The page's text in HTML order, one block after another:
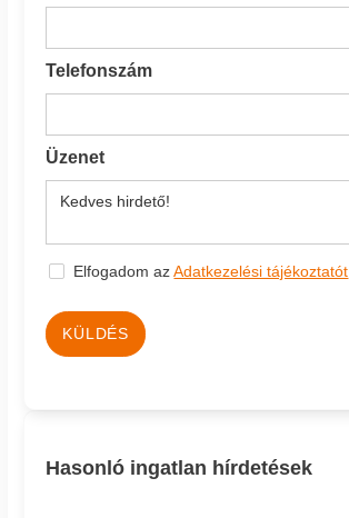
Telefonszám
Üzenet
Elfogadom azAdatkezelési tájékoztatót
KÜLDÉS
Hasonló ingatlan hírdetések